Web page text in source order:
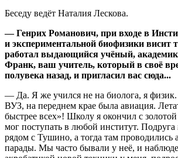
Беседу ведёт Наталия Лескова.
— Генрих Романович, при входе в
и экспериментальной биофизики висит
работал выдающийся учёный,
Франк, ваш учитель, который в своё
полувека назад, и пригласил вас сюда...
— Да. Я же учился не на биолога, я физик.
ВУЗ, на переднем крае была авиация.
быстрее всех»! Школу я окончил с
мог поступать в любой институт.
рядом с Тушино, а тогда там проводились
парады. Мы часто бывали у неё, и